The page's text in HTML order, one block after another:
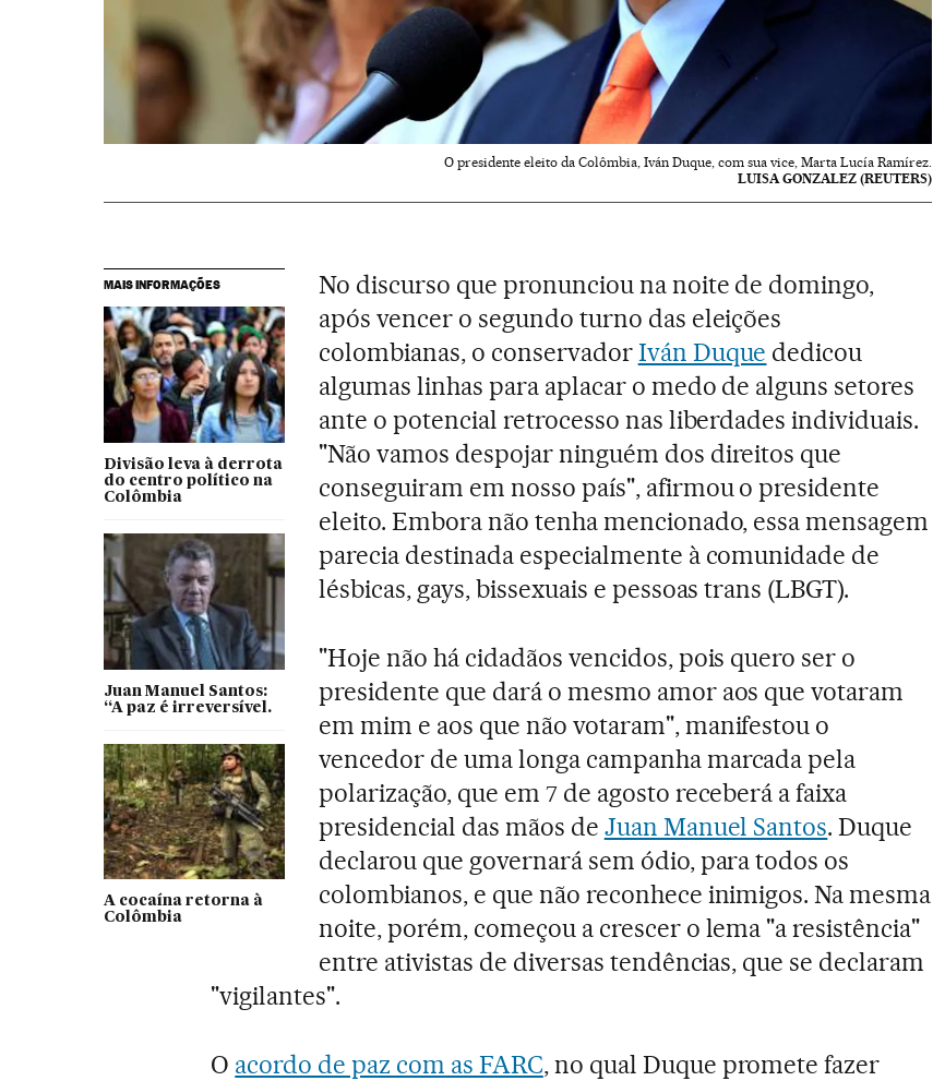
O presidente eleito da Colômbia, Iván Duque, com sua vice, Marta Lucía Ramírez.
LUISA GONZALEZ (REUTERS)
MAIS INFORMAÇÕES
Divisão leva à derrota
do centro político na
Colômbia
Juan Manuel Santos:
“A paz é irreversível.
A cocaína retorna à
Colômbia
No discurso que pronunciou na noite de domingo,
após vencer o segundo turno das eleições
colombianas, o conservadorIván Duque dedicou
algumas linhas para aplacar o medo de alguns setores
ante o potencial retrocesso nas liberdades individuais.
"Não vamos despojar ninguém dos direitos que
conseguiram em nosso país", afirmou o presidente
eleito. Embora não tenha mencionado, essa mensagem
parecia destinada especialmente à comunidade de
lésbicas, gays, bissexuais e pessoas trans (LBGT).
"Hoje não há cidadãos vencidos, pois quero ser o
presidente que dará o mesmo amor aos que votaram
em mim e aos que não votaram", manifestou o
vencedor de uma longa campanha marcada pela
polarização, que em 7 de agosto receberá a faixa
presidencial das mãos de Juan Manuel Santos. Duque
declarou que governará sem ódio, para todos os
colombianos, e que não reconhece inimigos. Na mesma
noite, porém, começou a crescer o lema "a resistência"
entre ativistas de diversas tendências, que se declaram
"vigilantes".
O acordo de paz com as FARC, no qual Duque promete fazer